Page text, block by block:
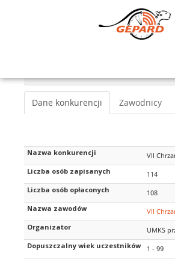
Dane konkurencji Zawodnicy
Nazwa konkurencji
VII
Liczba osób zapisanych
114
Liczba osób opłaconych
108
Nazwa zawodów
VII
Organizator
UMKS
Dopuszczalny wiek uczestników
1 - 99